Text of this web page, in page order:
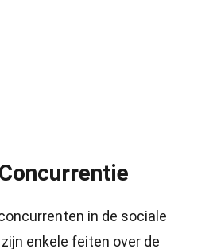
in de sociale
enkele feiten over de